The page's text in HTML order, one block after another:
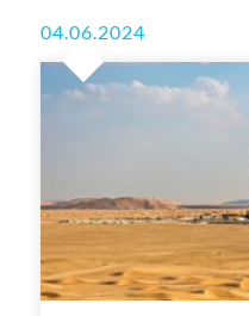
04.06.2024